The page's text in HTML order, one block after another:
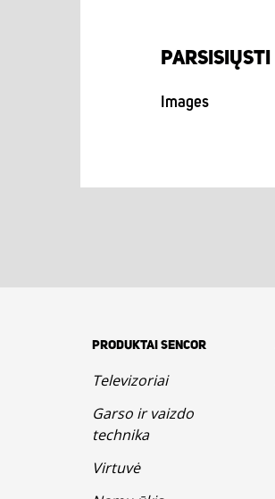
PARSISIŲSTI
Images
PRODUKTAI SENCOR
Televizoriai
Garso ir vaizdo
technika
Virtuvė